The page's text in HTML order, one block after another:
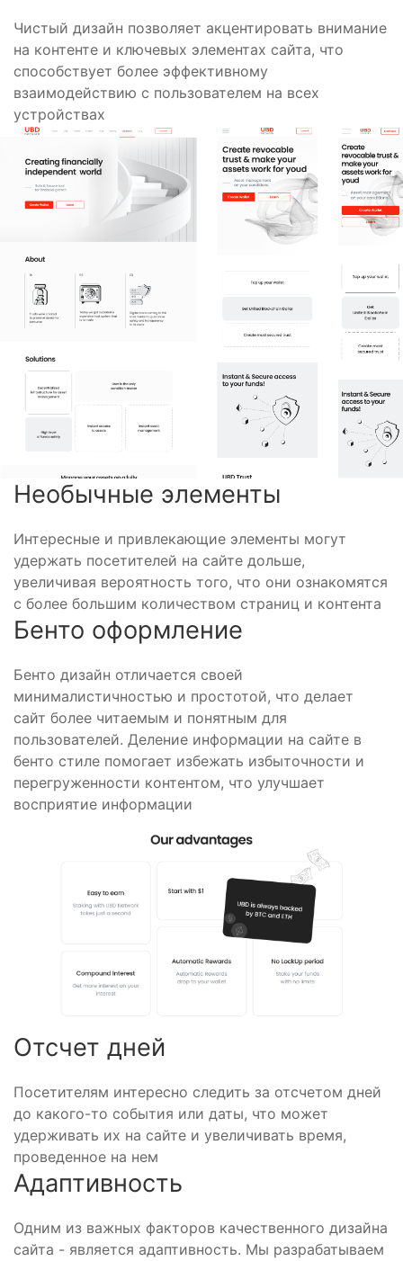
Чистый дизайн позволяет акцентировать внимание
на контенте и ключевых элементах сайта, что
способствует более эффективному
взаимодействию с пользователем на всех
устройствах
Необычные элементы
Интересные и привлекающие элементы могут
удержать посетителей на сайте дольше,
увеличивая вероятность того, что они ознакомятся
с более большим количеством страниц и контента
Бенто оформление
Бенто дизайн отличается своей
минималистичностью и простотой, что делает
сайт более читаемым и понятным для
пользователей. Деление информации на сайте в
бенто стиле помогает избежать избыточности и
перегруженности контентом, что улучшает
восприятие информации
Отсчет дней
Посетителям интересно следить за отсчетом дней
до какого-то события или даты, что может
удерживать их на сайте и увеличивать время,
проведенное на нем
Адаптивность
Одним из важных факторов качественного дизайна
сайта - является адаптивность. Мы разрабатываем